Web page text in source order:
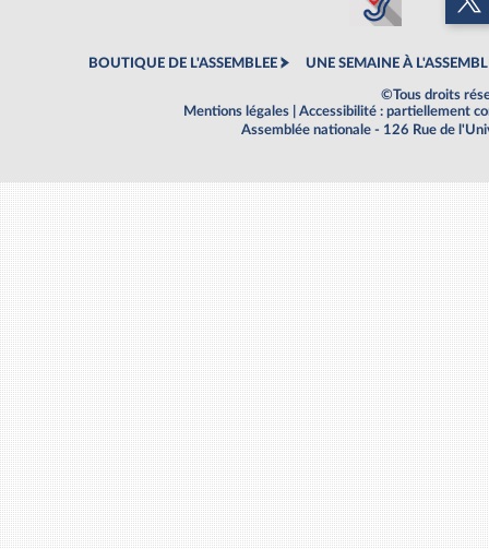
BOUTIQUE DE L'ASSEMBLEE UNE SEMAINE À
©Tous droits
Mentions légales
Accessibilité : partiellement
Assemblée nationale - 126 Rue de